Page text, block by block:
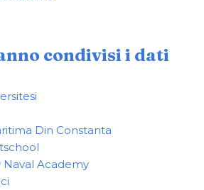
condivisi i dati
Din Constanta
Naval Academy